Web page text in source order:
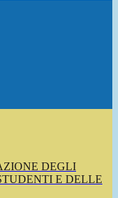
DEGLI
E DELLE